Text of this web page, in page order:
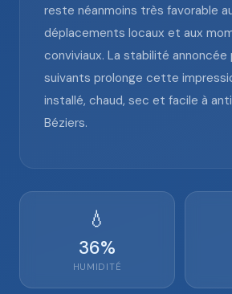
reste néanmoins très favorable
déplacements locaux et aux
conviviaux. La stabilité annoncée
suivants prolonge cette
installé, chaud, sec et facile à
Béziers.
💧
36%
HUMIDITÉ